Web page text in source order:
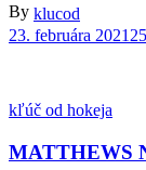
By klucod
23. februára 2021
kľúč od hokeja
MATTHEWS